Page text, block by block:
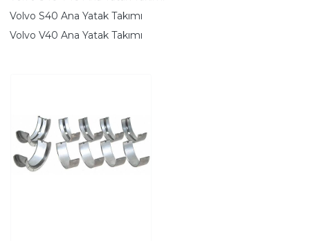
Volvo S40 Ana Yatak Takımı
Volvo V40 Ana Yatak Takımı